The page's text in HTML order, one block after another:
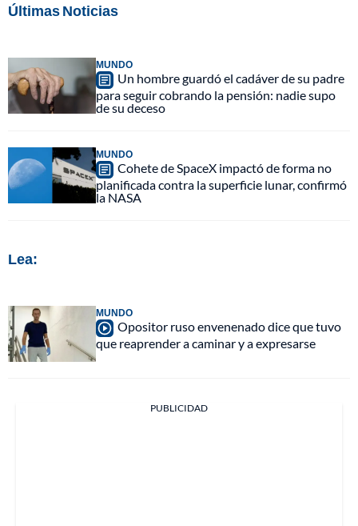
Últimas Noticias
MUNDO
Un hombre guardó el cadáver de su padre
para seguir cobrando la pensión: nadie supo
de su deceso
MUNDO
Cohete de SpaceX impactó de forma no
planificada contra la superficie lunar, confirmó
la NASA
Lea:
MUNDO
Opositor ruso envenenado dice que tuvo
que reaprender a caminar y a expresarse
PUBLICIDAD